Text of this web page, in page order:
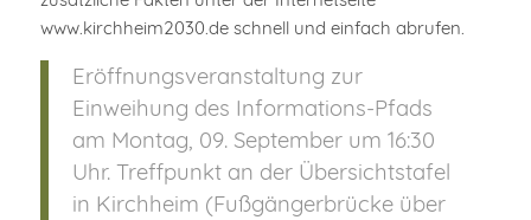
www.kirchheim2030.de schnell und einfach abrufen.
Eröffnungsveranstaltung zur
Einweihung des Informations-Pfads
am Montag, 09. September um 16:30
Uhr. Treffpunkt an der Übersichtstafel
in Kirchheim (Fußgängerbrücke über